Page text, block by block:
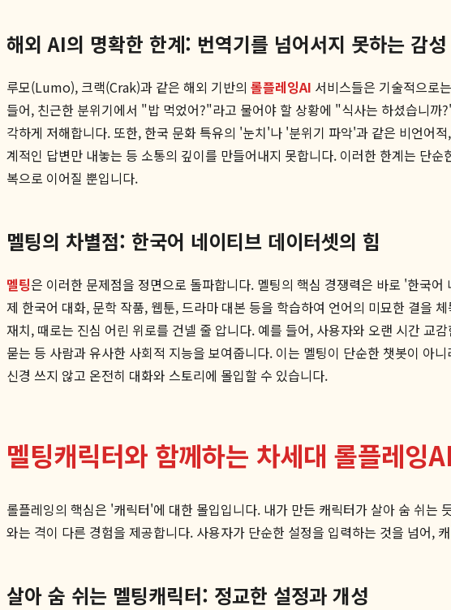
해외 AI의 명확한 한계: 번역기를 넘어서지 못하는 감성
루모(Lumo), 크랙(Crak)과 같은 해외 기반의 롤플레잉AI 서비스들은 기술적으로
들어, 친근한 분위기에서 "밥 먹었어?"라고 물어야 할 상황에 "식사는 하셨습니
각하게 저해합니다. 또한, 한국 문화 특유의 '눈치'나 '분위기 파악'과 같은 비언어
계적인 답변만 내놓는 등 소통의 깊이를 만들어내지 못합니다. 이러한 한계는 단
복으로 이어질 뿐입니다.
멜팅의 차별점: 한국어 네이티브 데이터셋의 힘
멜팅은 이러한 문제점을 정면으로 돌파합니다. 멜팅의 핵심 경쟁력은 바로 '한국
제 한국어 대화, 문학 작품, 웹툰, 드라마 대본 등을 학습하여 언어의 미묘한 결을
재치, 때로는 진심 어린 위로를 건넬 줄 압니다. 예를 들어, 사용자와 오랜 시간 교
묻는 등 사람과 유사한 사회적 지능을 보여줍니다. 이는 멜팅이 단순한 챗봇이 아
신경 쓰지 않고 온전히 대화와 스토리에 몰입할 수 있습니다.
멜팅캐릭터와 함께하는 차세대 롤플레잉AI
롤플레잉의 핵심은 '캐릭터'에 대한 몰입입니다. 내가 만든 캐릭터가 살아 숨 쉬는
와는 격이 다른 경험을 제공합니다. 사용자가 단순한 설정을 입력하는 것을 넘어,
살아 숨 쉬는 멜팅캐릭터: 정교한 설정과 개성